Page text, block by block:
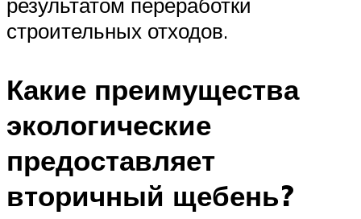
строительных отходов.
Какие преимущества
экологические
предоставляет
вторичный щебень?